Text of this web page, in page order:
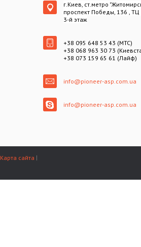
г.Киев, ст.метро
проспект Победы, 136 , ТЦ
3-й этаж
+38 095 648 53 43 (МТС)
+38 068 963 30 73
+38 073 159 65 61 (Лайф)
info@pioneer-asp.com.ua
info@pioneer-asp.com.ua
Карта сайта